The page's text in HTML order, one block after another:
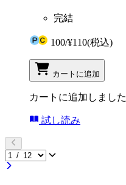
完結
100/¥110(税込)
カートに追加
カートに追加しました
試し読み